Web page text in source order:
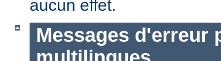
aucun effet.
Messages d'erreur